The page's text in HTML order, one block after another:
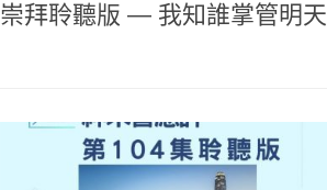
崇拜聆聽版 — 我知誰掌管明天